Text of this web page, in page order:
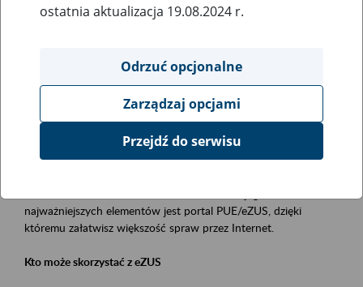
Szkolenia
Obszar merytoryczny
obsługa klientów
Opis wydarzenia
Platforma Usług Elektronicznych ZUS eZUS
najważniejszych elementów jest portal PUE/eZUS, dzięki
któremu załatwisz większość spraw przez Internet.
Kto może skorzystać z eZUS
ostatnia aktualizacja 19.08.2024 r.
Odrzuć opcjonalne
Zarządzaj opcjami
Przejdź do serwisu